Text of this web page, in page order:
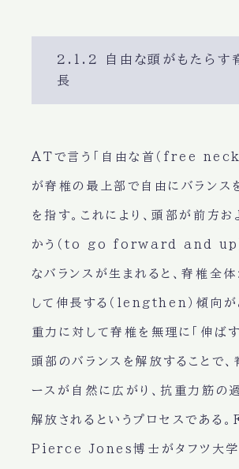
2.1.2 自由な頭がもたらす
長
ATで言う「自由な首（free neck
が脊椎の最上部で自由にバランス
を指す。これにより、頭部が前方お
かう（to go forward and up）
なバランスが生まれると、脊椎全
して伸長する（lengthen）傾向が
重力に対して脊椎を無理に「伸ばす
頭部のバランスを解放することで
ースが自然に広がり、抗重力筋の
解放されるというプロセスである
Pierce Jones博士がタフツ大学